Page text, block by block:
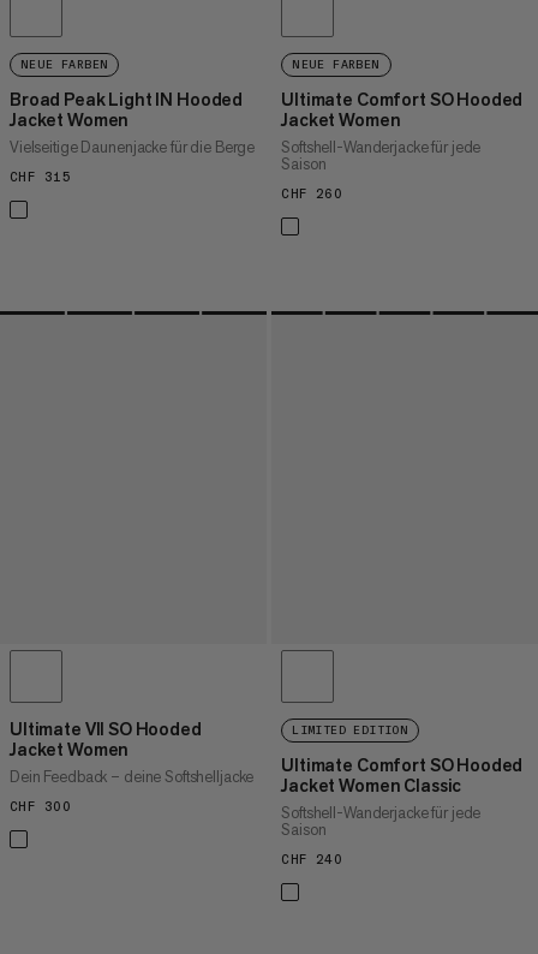
NEUE FARBEN
Broad Peak Light IN Hooded
Jacket Women
Vielseitige Daunenjacke für die Berge
CHF 315
NEUE FARBEN
Ultimate Comfort SO Hooded
Jacket Women
Softshell-Wanderjacke für jede
Saison
CHF 260
Ultimate VII SO Hooded
Jacket Women
Dein Feedback – deine Softshelljacke
CHF 300
LIMITED EDITION
Ultimate Comfort SO Hooded
Jacket Women Classic
Softshell-Wanderjacke für jede
Saison
CHF 240